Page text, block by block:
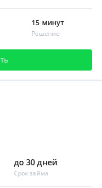
15 минут
Решение
до 30 дней
Срок займа